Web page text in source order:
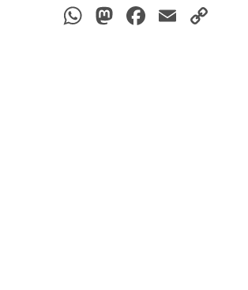
WhatsApp
Mastodon
Facebook
Email